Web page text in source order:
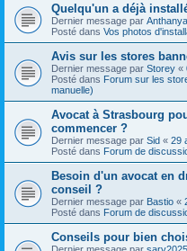
Quelqu'un a déjà
Dernier message par Anthanya
Posté dans Vos photos
Avis sur les stores
Dernier message par Storey «
Posté dans Forum sur les
manuelle)
Avocat à Strasbourg
commencer ?
Dernier message par Sid « 29
Posté dans Forum de
Besoin d'un avocat en
conseil ?
Dernier message par Bastio «
Posté dans Forum de
Conseils pour bien
Dernier message par sarv2025